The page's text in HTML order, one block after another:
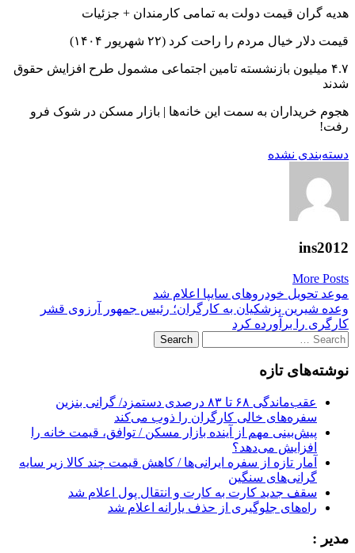
هدیه گران‌ قیمت دولت به تمامی کارمندان + جزئیات
قیمت دلار خیال مردم را راحت کرد (۲۲ شهریور ۱۴۰۴)
۴.۷ میلیون بازنشسته تامین اجتماعی مشمول طرح افزایش حقوق
شدند
هجوم خریداران به سمت این خانه‌ها | بازار مسکن در شوک فرو
رفت!
دسته‌بندی نشده
ins2012
More Posts
Post
navigation
موعد تحویل خودروهای سایپا اعلام شد
وعده شیرین پزشکیان به کارگران؛ رئیس جمهور آرزوی قشر
کارگری را برآورده کرد
Search
for:
نوشته‌های تازه
عقب‌ماندگی ۶۸ تا ۸۳ درصدی دستمزد/ گرانی بنزین
سفره‌های خالی کارگران را ذوب می‌کند
پیش‌بینی مهم از آینده بازار مسکن / توافق، قیمت خانه را
افزایش می‌دهد؟
آمار تازه از سفره ایرانی‌ها / کاهش قیمت چند کالا زیر سایه
گرانی‌های سنگین
سقف جدید کارت به کارت و انتقال پول اعلام شد
راه‌های جلوگیری از حذف یارانه اعلام شد
مدیر :